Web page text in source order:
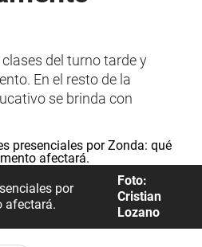
del turno tarde y
En el resto de la
se brinda con
por
afectará.
Foto:
Cristian
Lozano